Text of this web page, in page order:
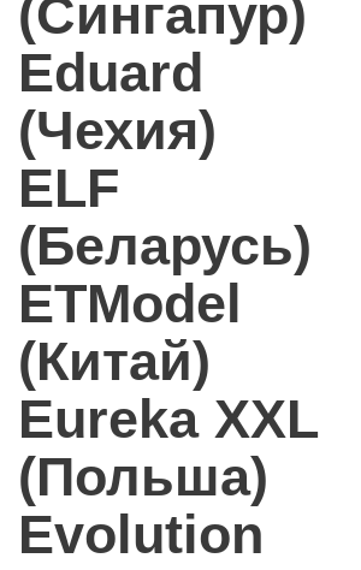
(Сингапур)
Eduard
(Чехия)
ELF
(Беларусь)
ETModel
(Китай)
Eureka XXL
(Польша)
Evolution